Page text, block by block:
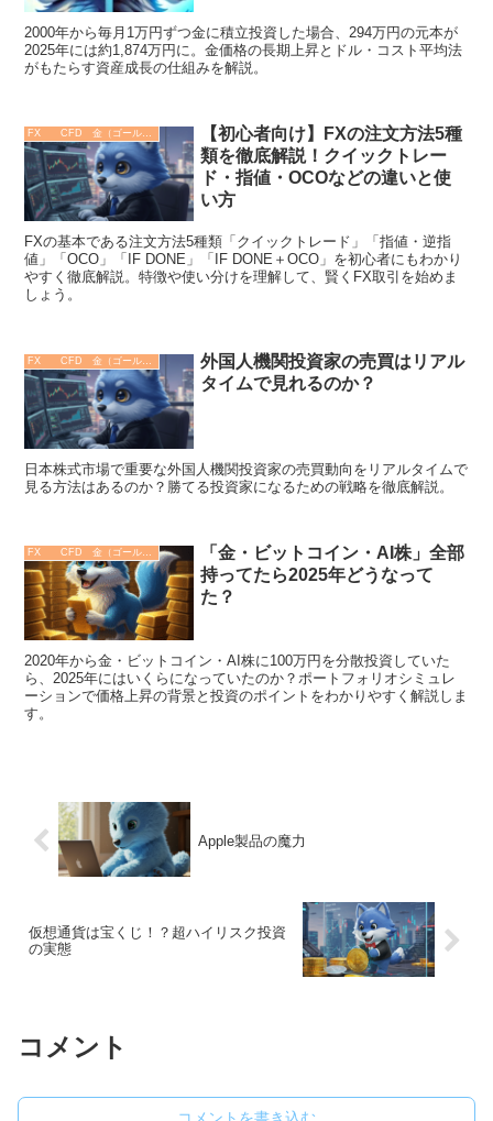
2000年から毎月1万円ずつ金に積立投資した場合、294万円の元本が
2025年には約1,874万円に。金価格の長期上昇とドル・コスト平均法
がもたらす資産成長の仕組みを解説。
FX CFD 金（ゴールド）
【初心者向け】FXの注文方法5種
類を徹底解説！クイックトレー
ド・指値・OCOなどの違いと使
い方
FXの基本である注文方法5種類「クイックトレード」「指値・逆指
値」「OCO」「IF DONE」「IF DONE＋OCO」を初心者にもわかり
やすく徹底解説。特徴や使い分けを理解して、賢くFX取引を始めま
しょう。
外国人機関投資家の売買はリアル
タイムで見れるのか？
日本株式市場で重要な外国人機関投資家の売買動向をリアルタイムで
見る方法はあるのか？勝てる投資家になるための戦略を徹底解説。
FX CFD 金（ゴールド）
「金・ビットコイン・AI株」全部
持ってたら2025年どうなって
た？
2020年から金・ビットコイン・AI株に100万円を分散投資していた
ら、2025年にはいくらになっていたのか？ポートフォリオシミュレ
ーションで価格上昇の背景と投資のポイントをわかりやすく解説しま
す。
Apple製品の魔力
仮想通貨は宝くじ！？超ハイリスク投資
の実態
コメント